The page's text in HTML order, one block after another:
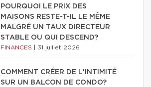
POURQUOI LE PRIX DES
MAISONS RESTE-T-IL LE MÊME
MALGRÉ UN TAUX DIRECTEUR
STABLE OU QUI DESCEND?
FINANCES 31 juillet 2026
COMMENT CRÉER DE L'INTIMITÉ
SUR UN BALCON DE CONDO?